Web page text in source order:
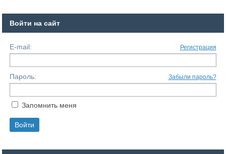
Войти на сайт
E-mail: Регистрация
Пароль: Забыли пароль?
Запомнить меня